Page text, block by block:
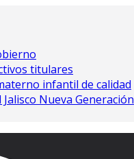
titulares
infantil de calidad
Nueva Generación